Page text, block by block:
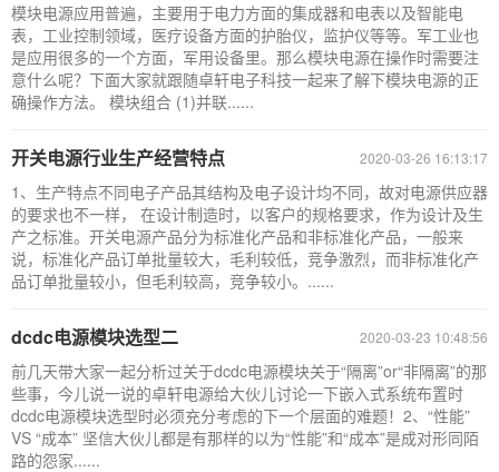
模块电源应用普遍，主要用于电力方面的集成器和电表以及智能电
表，工业控制领域，医疗设备方面的护胎仪，监护仪等等。军工业也
是应用很多的一个方面，军用设备里。那么模块电源在操作时需要注
意什么呢？下面大家就跟随卓轩电子科技一起来了解下模块电源的正
确操作方法。 模块组合 (1)并联......
2020-03-26 16:13:17
开关电源行业生产经营特点
1、生产特点不同电子产品其结构及电子设计均不同，故对电源供应器
的要求也不一样， 在设计制造时，以客户的规格要求，作为设计及生
产之标准。开关电源产品分为标准化产品和非标准化产品，一般来
说，标准化产品订单批量较大，毛利较低，竞争激烈，而非标准化产
品订单批量较小，但毛利较高，竞争较小。......
2020-03-23 10:48:56
dcdc电源模块选型二
前几天带大家一起分析过关于dcdc电源模块关于“隔离”or“非隔离”的那
些事，今儿说一说的卓轩电源给大伙儿讨论一下嵌入式系统布置时
dcdc电源模块选型时必须充分考虑的下一个层面的难题！2、“性能”
VS “成本” 坚信大伙儿都是有那样的以为“性能”和“成本”是成对形同陌
路的怨家......